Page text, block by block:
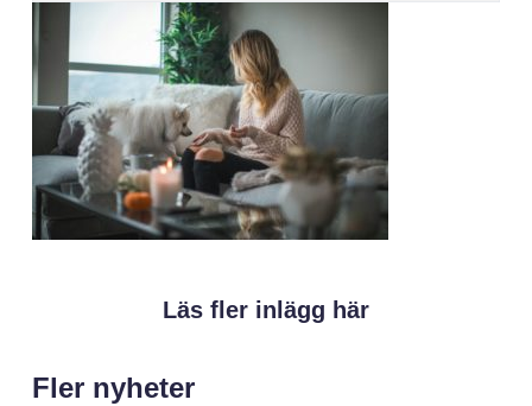
Läs fler inlägg här
Fler nyheter